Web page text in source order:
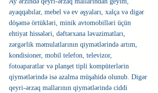
ayaqqabılar, mebel və ev əşyaları, xalça və digər
döşəmə örtükləri, minik avtomobilləri üçün
ehtiyat hissələri, dəftərxana ləvazimatları,
zərgərlik məmulatlarının qiymətlərində artım,
kondisioner, mobil telefon, televizor,
fotoaparatlar və planşet tipli kompüterlərin
qiymətlərində isə azalma müşahidə olunub. Digər
qeyri-ərzaq mallarının qiymətlərində ciddi